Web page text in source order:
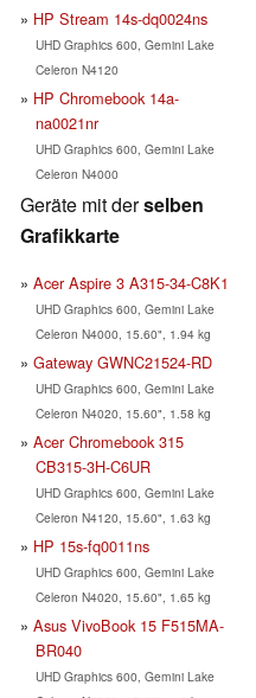
HP Stream 14s-dq0024ns
UHD Graphics 600, Gemini Lake
Celeron N4120
HP Chromebook 14a-
na0021nr
UHD Graphics 600, Gemini Lake
Celeron N4000
Geräte mit derselben
Grafikkarte
Acer Aspire 3 A315-34-C8K1
UHD Graphics 600, Gemini Lake
Celeron N4000, 15.60", 1.94 kg
Gateway GWNC21524-RD
UHD Graphics 600, Gemini Lake
Celeron N4020, 15.60", 1.58 kg
Acer Chromebook 315
CB315-3H-C6UR
UHD Graphics 600, Gemini Lake
Celeron N4120, 15.60", 1.63 kg
HP 15s-fq0011ns
UHD Graphics 600, Gemini Lake
Celeron N4020, 15.60", 1.65 kg
Asus VivoBook 15 F515MA-
BR040
UHD Graphics 600, Gemini Lake